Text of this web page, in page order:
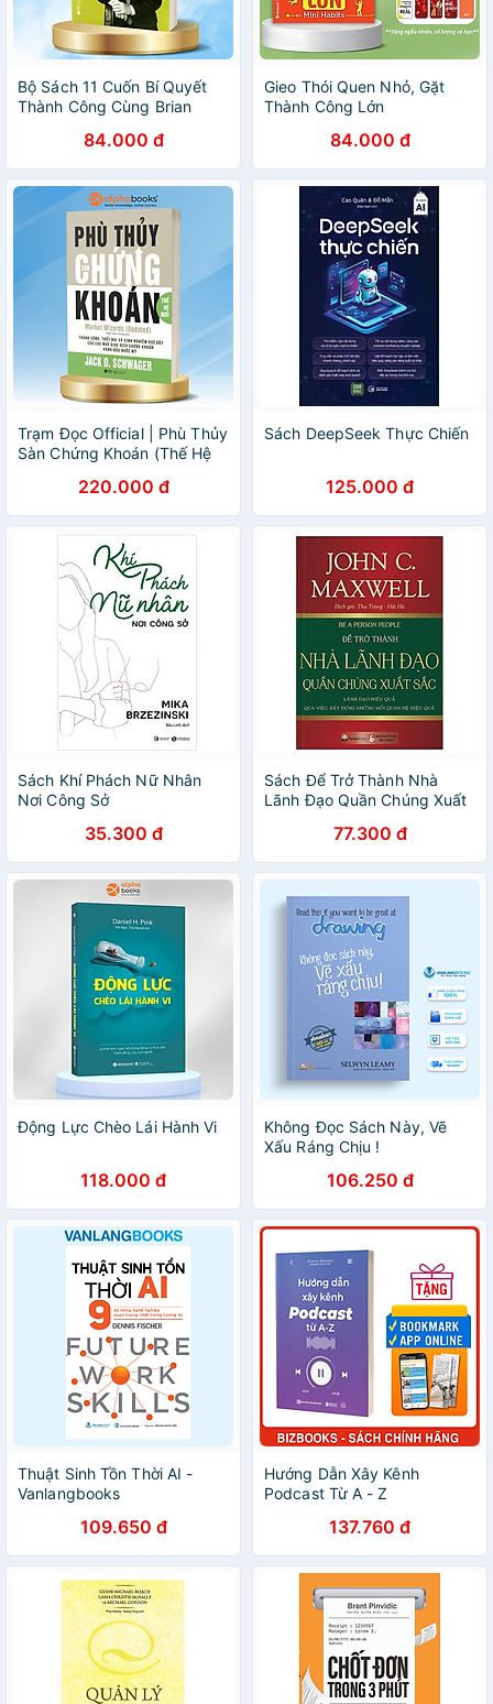
Bộ Sách 11 Cuốn Bí Quyết
Thành Công Cùng Brian
84.000 đ
Gieo Thói Quen Nhỏ, Gặt
Thành Công Lớn
84.000 đ
Trạm Đọc Official | Phù Thủy
Sàn Chứng Khoán (Thế Hệ
220.000 đ
Sách DeepSeek Thực Chiến
125.000 đ
Sách Khí Phách Nữ Nhân
Nơi Công Sở
35.300 đ
Sách Để Trở Thành Nhà
Lãnh Đạo Quần Chúng Xuất
77.300 đ
Động Lực Chèo Lái Hành Vi
118.000 đ
Không Đọc Sách Này, Vẽ
Xấu Ráng Chịu !
106.250 đ
Thuật Sinh Tồn Thời AI -
Vanlangbooks
109.650 đ
Hướng Dẫn Xây Kênh
Podcast Từ A - Z
137.760 đ